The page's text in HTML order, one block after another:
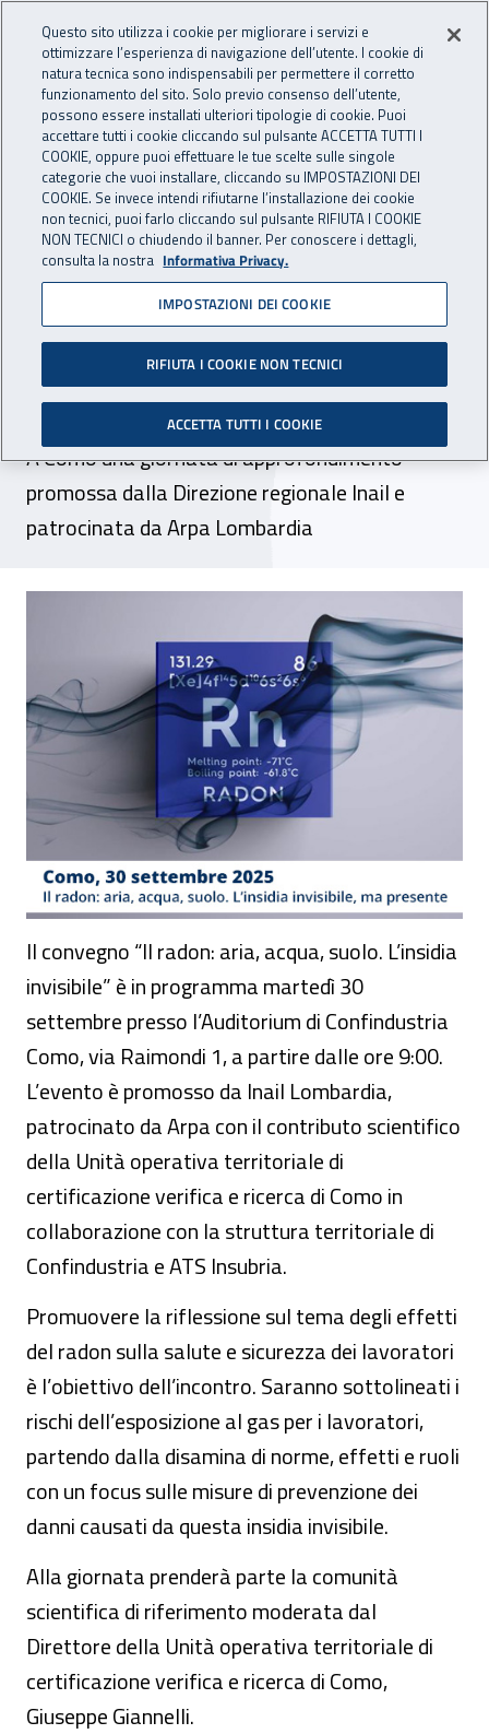
INAIL - Istituto Nazionale
Apri cerca
Navigazione principale
Navigazione - Ti trovi in:
Home Inail comunica Eventi
30 settembre 2025
Il radon: aria, acqua, suolo.
L’insidia invisibile, ma
presente
A Como una giornata di approfondimento
promossa dalla Direzione regionale Inail e
patrocinata da Arpa Lombardia
Il radon: aria, acqua, suolo. L’insidia
Il convegno “Il radon: aria, acqua, suolo. L’insidia
invisibile” è in programma martedì 30
settembre presso l’Auditorium di Confindustria
Como, via Raimondi 1, a partire dalle ore 9:00.
L’evento è promosso da Inail Lombardia,
patrocinato da Arpa con il contributo scientifico
della Unità operativa territoriale di
certificazione verifica e ricerca di Como in
collaborazione con la struttura territoriale di
Confindustria e ATS Insubria.
Promuovere la riflessione sul tema degli effetti
del radon sulla salute e sicurezza dei lavoratori
è l’obiettivo dell’incontro. Saranno sottolineati i
rischi dell’esposizione al gas per i lavoratori,
partendo dalla disamina di norme, effetti e ruoli
con un focus sulle misure di prevenzione dei
danni causati da questa insidia invisibile.
Alla giornata prenderà parte la comunità
scientifica di riferimento moderata dal
Direttore della Unità operativa territoriale di
certificazione verifica e ricerca di Como,
Giuseppe Giannelli.
Questo sito utilizza i cookie per migliorare i servizi e
ottimizzare l’esperienza di navigazione dell’utente. I cookie di
natura tecnica sono indispensabili per permettere il corretto
funzionamento del sito. Solo previo consenso dell’utente,
possono essere installati ulteriori tipologie di cookie. Puoi
accettare tutti i cookie cliccando sul pulsante ACCETTA TUTTI I
COOKIE, oppure puoi effettuare le tue scelte sulle singole
categorie che vuoi installare, cliccando su IMPOSTAZIONI DEI
COOKIE. Se invece intendi rifiutarne l’installazione dei cookie
non tecnici, puoi farlo cliccando sul pulsante RIFIUTA I COOKIE
NON TECNICI o chiudendo il banner. Per conoscere i dettagli,
consulta la nostra Informativa Privacy.
IMPOSTAZIONI DEI COOKIE
RIFIUTA I COOKIE NON TECNICI
ACCETTA TUTTI I COOKIE